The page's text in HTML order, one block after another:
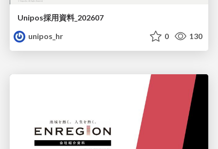
Unipos採用資料_202607
unipos_hr
0 130